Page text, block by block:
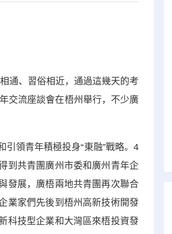
通、習俗相近，通過這幾天的考
交流座談會在梧州舉行，不少廣
領青年積極投身“東融”戰略。4
到共青團廣州市委和廣州青年企
發展，廣梧兩地共青團再次聯合
業家們先後到梧州高新技術開發
科技型企業和大灣區來梧投資發